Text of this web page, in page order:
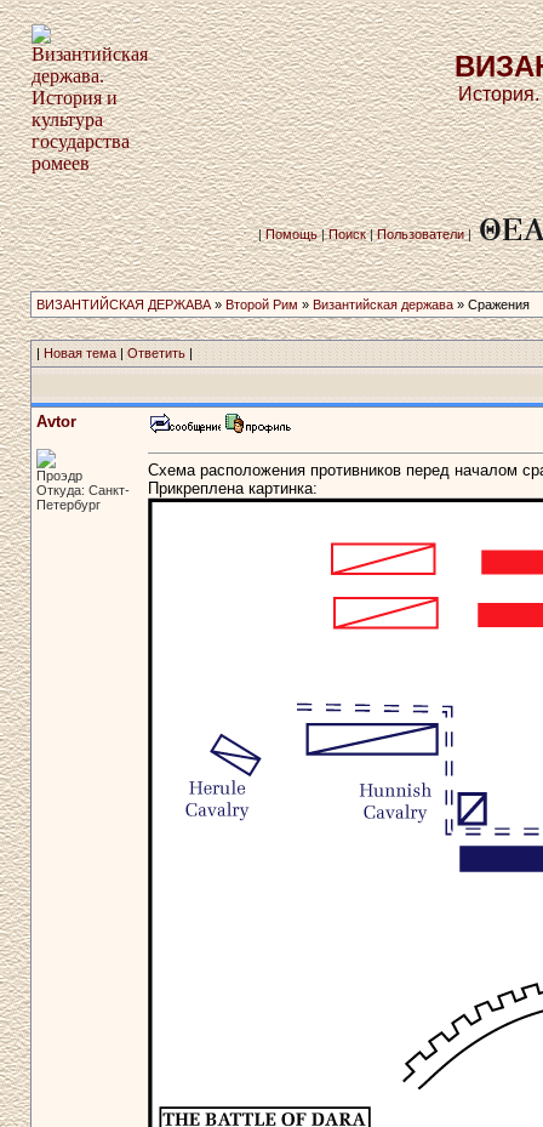
|Помощь|Поиск|Пользователи|
ВИЗАНТИЙСКАЯ ДЕРЖАВА» Второй Рим » Византийская держава» Сражения
| Новая тема|Ответить|
Avtor
Проэдр
Откуда: Санкт-
Петербург
Схема расположения противников перед началом
Прикреплена картинка: